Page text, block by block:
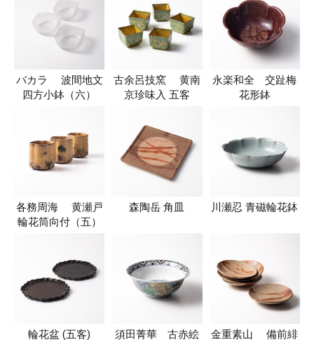
バカラ 波間地文
四方小鉢（六）
古余呂技窯 黄南
京珍味入 五客
永楽和全 交趾梅
花形鉢
各務周海 黄瀬戸
輪花筒向付（五）
森陶岳 角皿 川瀬忍 青磁輪花鉢
輪花盆 (五客) 須田菁華 古赤絵 金重素山 備前緋